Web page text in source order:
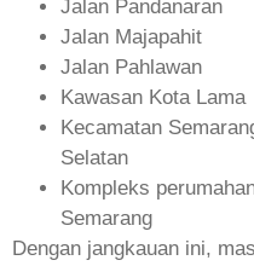
Jalan Pandanaran
Jalan Majapahit
Jalan Pahlawan
Kawasan Kota Lama
Kecamatan
Selatan
Kompleks
Semarang
Dengan jangkauan ini,